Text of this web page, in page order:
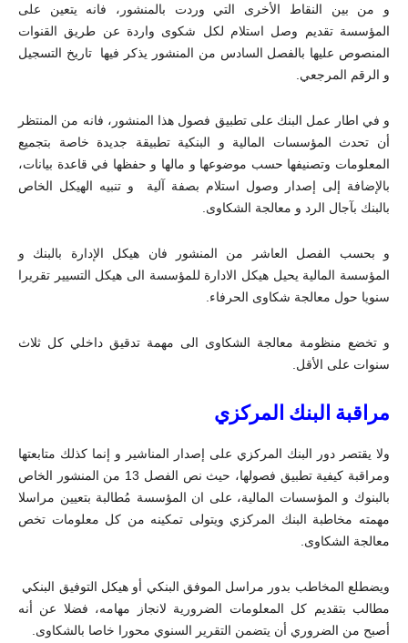
و من بين النقاط الأخرى التي وردت بالمنشور، فانه يتعين على
المؤسسة تقديم وصل استلام لكل شكوى واردة عن طريق القنوات
المنصوص عليها بالفصل السادس من المنشور يذكر فيها تاريخ التسجيل
و الرقم المرجعي.
و في اطار عمل البنك على تطبيق فصول هذا المنشور، فانه من المنتظر
أن تحدث المؤسسات المالية و البنكية تطبيقة جديدة خاصة بتجميع
المعلومات وتصنيفها حسب موضوعها و مالها و حفظها في قاعدة بيانات،
بالإضافة إلى إصدار وصول استلام بصفة آلية و تنبيه الهيكل الخاص
بالبنك بآجال الرد و معالجة الشكاوى.
و بحسب الفصل العاشر من المنشور فان هيكل الإدارة بالبنك و
المؤسسة المالية يحيل هيكل الادارة للمؤسسة الى هيكل التسيير تقريرا
سنويا حول معالجة شكاوى الحرفاء.
و تخضع منظومة معالجة الشكاوى الى مهمة تدقيق داخلي كل ثلاث
سنوات على الأقل.
مراقبة البنك المركزي
ولا يقتصر دور البنك المركزي على إصدار المناشير و إنما كذلك متابعتها
ومراقبة كيفية تطبيق فصولها، حيث نص الفصل 13 من المنشور الخاص
بالبنوك و المؤسسات المالية، على ان المؤسسة مُطالبة بتعيين مراسلا
مهمته مخاطبة البنك المركزي ويتولى تمكينه من كل معلومات تخص
معالجة الشكاوى.
ويضطلع المخاطب بدور مراسل الموفق البنكي أو هيكل التوفيق البنكي
مطالب بتقديم كل المعلومات الضرورية لانجاز مهامه، فضلا عن أنه
أصبح من الضروري أن يتضمن التقرير السنوي محورا خاصا بالشكاوى.